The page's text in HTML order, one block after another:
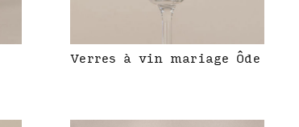
Verres à vin mariage Ôde